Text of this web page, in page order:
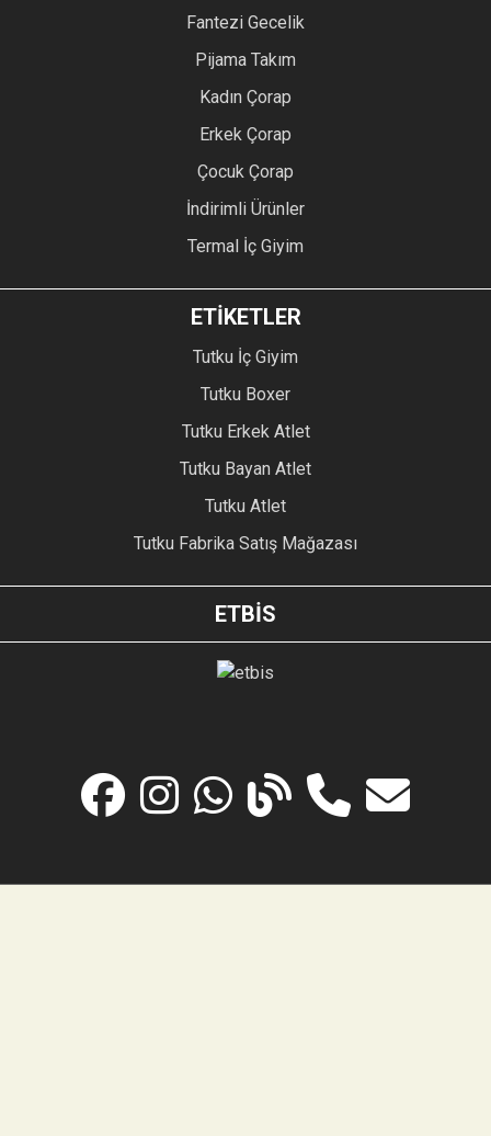
Fantezi Gecelik
Pijama Takım
Kadın Çorap
Erkek Çorap
Çocuk Çorap
İndirimli Ürünler
Termal İç Giyim
ETİKETLER
Tutku İç Giyim
Tutku Boxer
Tutku Erkek Atlet
Tutku Bayan Atlet
Tutku Atlet
Tutku Fabrika Satış Mağazası
ETBİS